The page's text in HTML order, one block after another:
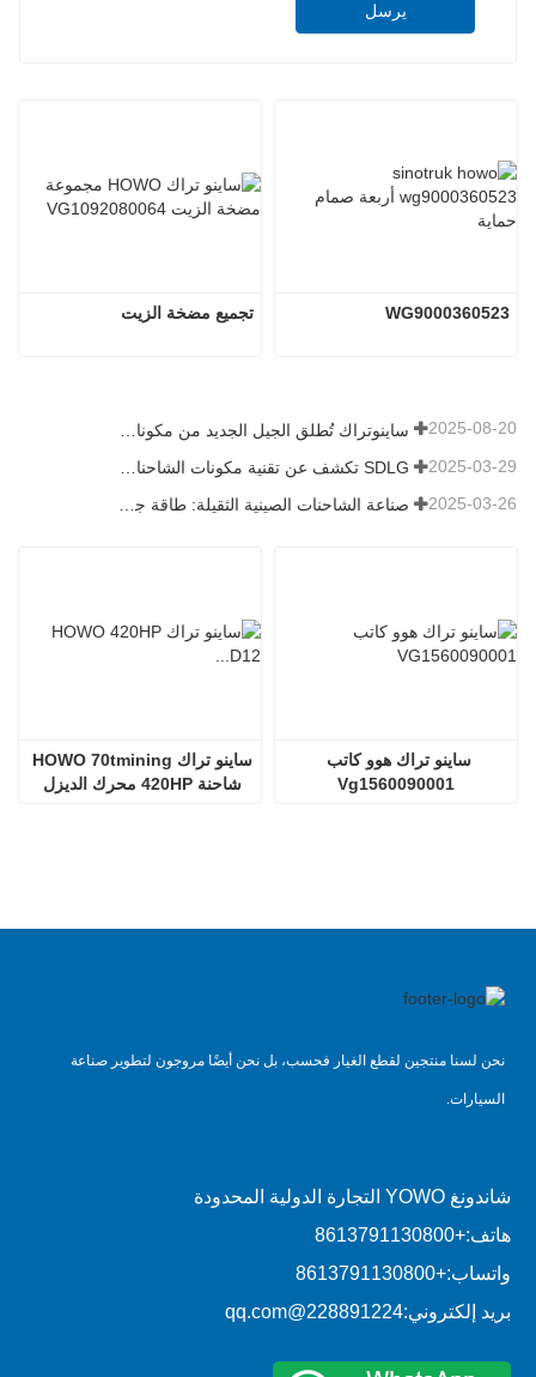
يرسل
تجميع مضخة الزيت WG9000360523
2025-08-20
2025-03-29
صناعة الشاحنات الصينية الثقيلة: طاقة جديدة وصادرات كمحركات توأم ، مع قيام الشركات المحلية بتسريع ارتفاعها 2025-03-26
Vg1560090001
نحن لسنا منتجين لقطع الغيار فحسب، بل نحن أيضًا مروجون لتطوير صناعة
السيارات.
شاندونغ YOWO التجارة الدولية المحدودة
هاتف:+8613791130800
واتساب:+8613791130800
بريد إلكتروني:228891224@qq.com